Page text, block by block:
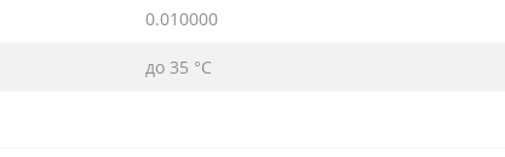
0.010000
до 35 °С